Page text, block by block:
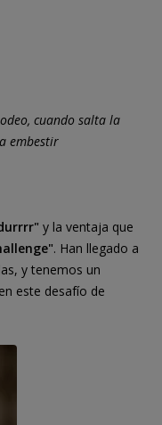
cuando salta la
embestir
y la ventaja que
. Han llegado a
y tenemos un
este desafío de